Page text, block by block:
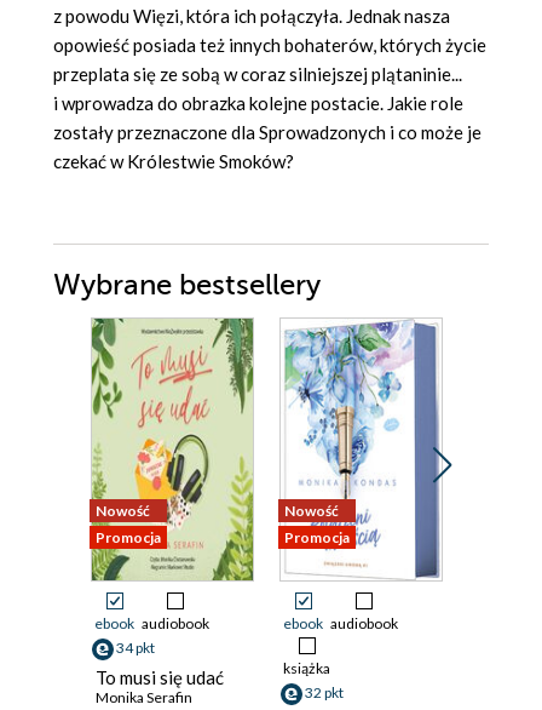
z powodu Więzi, która ich połączyła. Jednak nasza
opowieść posiada też innych bohaterów, których życie
przeplata się ze sobą w coraz silniejszej plątaninie...
i wprowadza do obrazka kolejne postacie. Jakie role
zostały przeznaczone dla Sprowadzonych i co może je
czekać w Królestwie Smoków?
Wybrane bestsellery
Nowość
Promocja
ebook audiobook
34 pkt
To musi się udać
Monika Serafin
Nowość
Promocja
ebook audiobook
książka
32 pkt